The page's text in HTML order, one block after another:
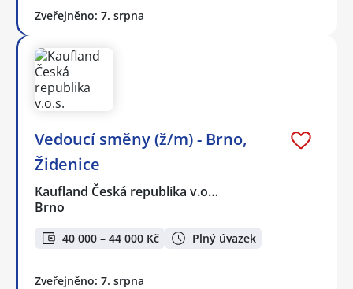
Zveřejněno: 7. srpna
Vedoucí směny (ž/m) - Brno,
Židenice
Kaufland Česká republika v.o…
Brno
40 000 – 44 000 Kč Plný úvazek
Zveřejněno: 7. srpna